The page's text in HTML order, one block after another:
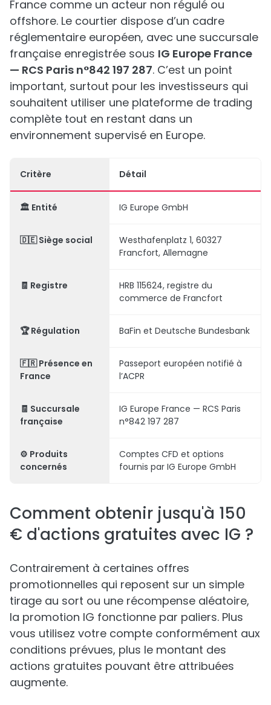
France comme un acteur non régulé ou
offshore. Le courtier dispose d’un cadre
réglementaire européen, avec une succursale
française enregistrée sous IG Europe France
— RCS Paris n°842 197 287. C’est un point
important, surtout pour les investisseurs qui
souhaitent utiliser une plateforme de trading
complète tout en restant dans un
environnement supervisé en Europe.
Critère Détail
🏛️ Entité IG Europe GmbH
🇩🇪 Siège social
Westhafenplatz 1, 60327
Francfort, Allemagne
🧾 Registre
HRB 115624, registre du
commerce de Francfort
🏆 Régulation BaFin et Deutsche Bundesbank
🇫🇷 Présence en
France
Passeport européen notifié à
l’ACPR
🧾 Succursale
française
IG Europe France — RCS Paris
n°842 197 287
⚙️ Produits
concernés
Comptes CFD et options
fournis par IG Europe GmbH
Comment obtenir jusqu'à 150
€ d'actions gratuites avec IG ?
Contrairement à certaines offres
promotionnelles qui reposent sur un simple
tirage au sort ou une récompense aléatoire,
la promotion IG fonctionne par paliers. Plus
vous utilisez votre compte conformément aux
conditions prévues, plus le montant des
actions gratuites pouvant être attribuées
augmente.